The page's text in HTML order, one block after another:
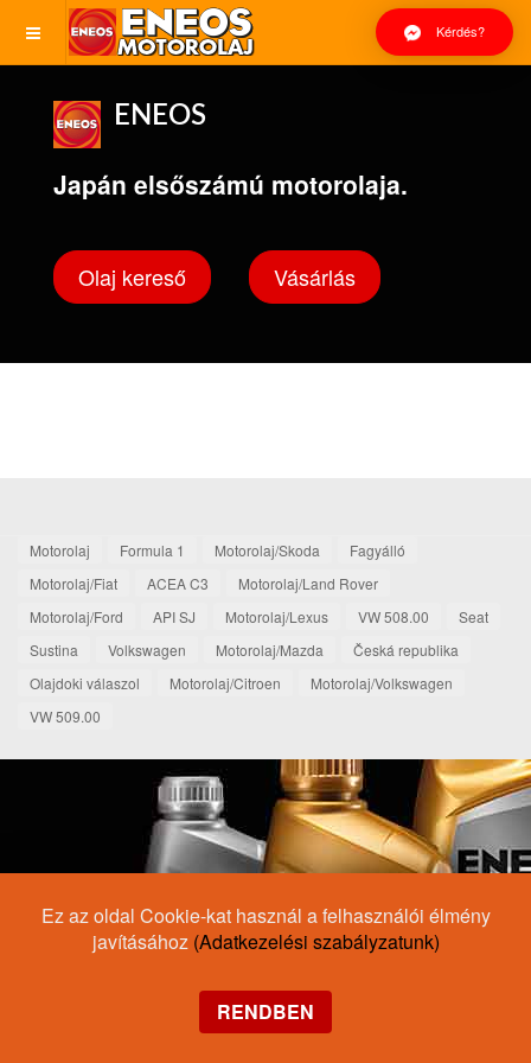
Kérdés?
ENEOS
Japán elsőszámú motorolaja.
Olaj kereső Vásárlás
Motorolaj Formula 1 Motorolaj/Skoda
Fagyálló
Motorolaj/Fiat
ACEA C3
Motorolaj/Land Rover
Motorolaj/Ford
API SJ Motorolaj/Lexus VW 508.00
Seat
Sustina
Volkswagen Motorolaj/Mazda
Česká republika
Olajdoki válaszol
Motorolaj/Citroen
Motorolaj/Volkswagen
VW 509.00
Ez az oldal Cookie-kat használ a felhasználói élmény
javításához (Adatkezelési szabályzatunk)
RENDBEN